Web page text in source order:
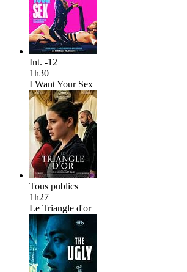
Int. -12
1h30
I Want Your Sex
Tous publics
1h27
Le Triangle d'or